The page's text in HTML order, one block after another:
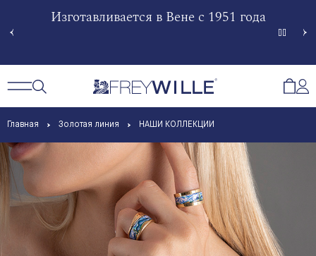
Изготавливается в Вене с 1951 года
Открыть / Закрыть навигацию
Открытый поиск
Главная Золотая линия НАШИ КОЛЛЕКЦИИ